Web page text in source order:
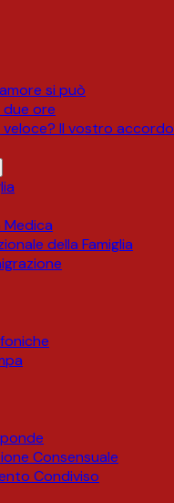
si può
due ore
Il vostro accordo
Medica
della Famiglia
Consensuale
Condiviso